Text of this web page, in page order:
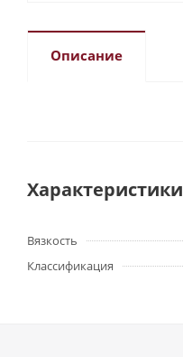
Описание
Характеристики
Вязкость
Классификация